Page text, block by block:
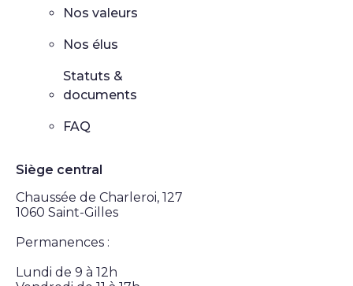
Nos valeurs
Nos élus
Statuts &
documents
FAQ
Siège central
Chaussée de Charleroi, 127
1060 Saint-Gilles
Permanences :
Lundi de 9 à 12h